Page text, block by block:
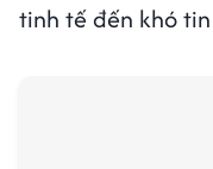
tinh tế đến khó